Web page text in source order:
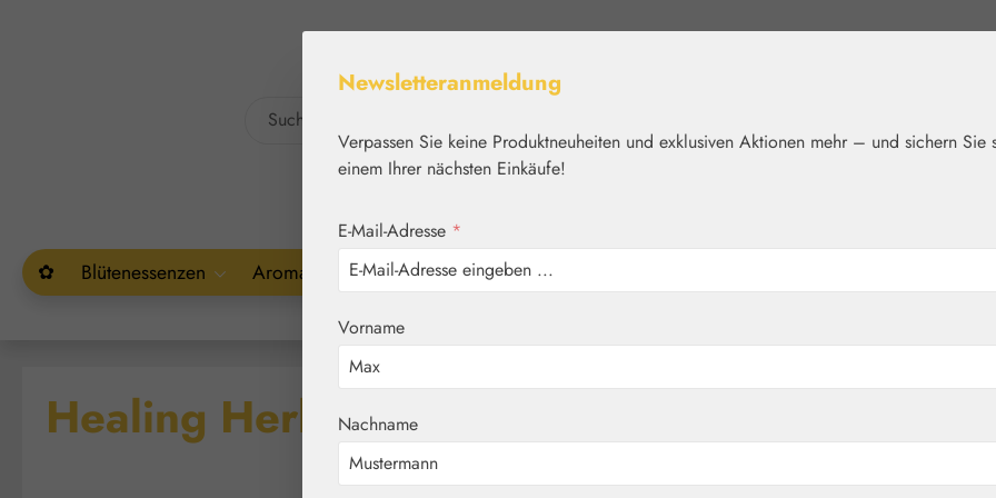
✿ Blütenessenzen Aromatherapie Pflanzenwelt
Home Blütenmixer
Healing Herbs® Blütenmix
Newsletteranmeldung
Verpassen Sie keine Produktneuheiten und exklusiven Aktionen mehr – und sichern Sie
einem Ihrer nächsten Einkäufe!
E-Mail-Adresse *
Vorname
Nachname